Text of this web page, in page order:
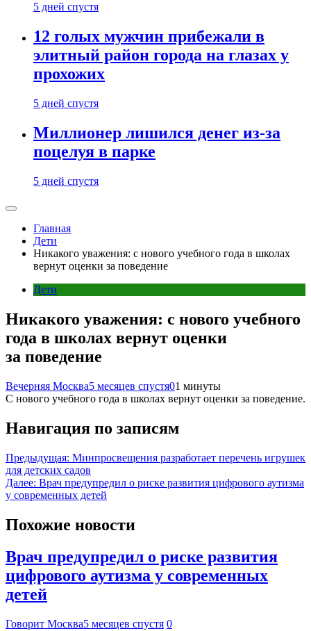
5 дней спустя
12 голых мужчин прибежали в
элитный район города на глазах у
прохожих
5 дней спустя
Миллионер лишился денег из-за
поцелуя в парке
5 дней спустя
Главная
Дети
Никакого уважения: с нового учебного года в школах
вернут оценки за поведение
Дети
Никакого уважения: с нового учебного
года в школах вернут оценки
за поведение
Вечерняя Москва5 месяцев спустя01 минуты
С нового учебного года в школах вернут оценки за поведение.
Навигация по записям
Предыдущая: Минпросвещения разработает перечень игрушек
для детских садов
Далее: Врач предупредил о риске развития цифрового аутизма
у современных детей
Похожие новости
Врач предупредил о риске развития
цифрового аутизма у современных
детей
Говорит Москва5 месяцев спустя 0